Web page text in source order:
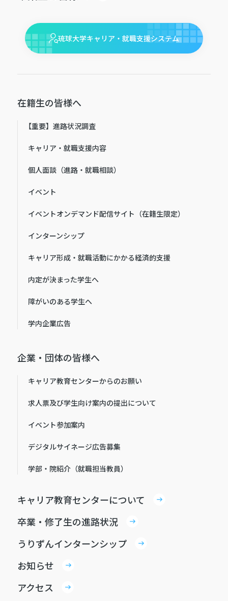
琉球大学キャリア・就職支援システム
在籍生の皆様へ
【重要】進路状況調査
キャリア・就職支援内容
個人面談（進路・就職相談）
イベント
イベントオンデマンド配信サイト（在籍生限定）
インターンシップ
キャリア形成・就職活動にかかる経済的支援
内定が決まった学生へ
障がいのある学生へ
学内企業広告
企業・団体の皆様へ
キャリア教育センターからのお願い
求人票及び学生向け案内の提出について
イベント参加案内
デジタルサイネージ広告募集
学部・院紹介（就職担当教員）
キャリア教育センターについて
卒業・修了生の進路状況
うりずんインターンシップ
お知らせ
アクセス